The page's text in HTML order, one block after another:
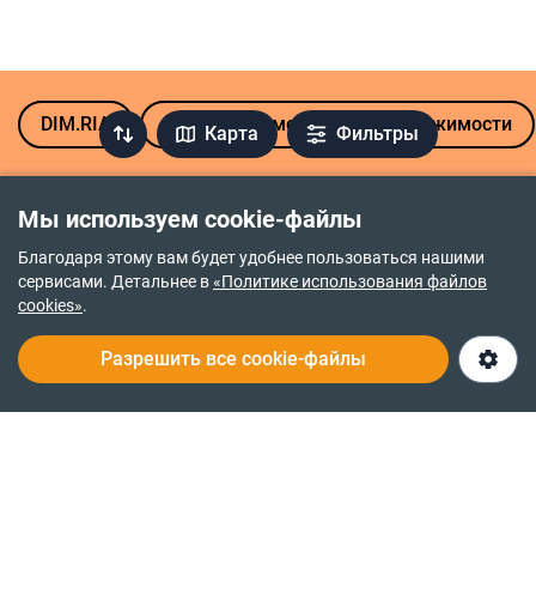
Мы используем cookie-файлы
Благодаря этому вам будет удобнее пользоваться нашими
сервисами. Детальнее в«Политике использования файлов
cookies».
Разрешить все cookie-файлы
Карта Фильтры
DIM.RIA Аренда коммерческой недвижимости
Выставка
Подол
Дубово